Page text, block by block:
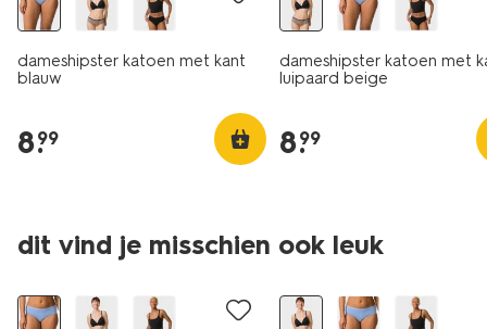
dameshipster katoen met kant
blauw
8.
99
dameshipster katoen met
luipaard beige
8.
99
dit vind je misschien ook leuk
3+1 gratis 3+1 gratis